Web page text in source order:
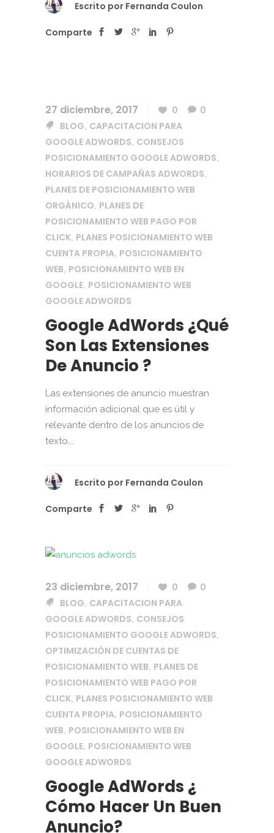
Escrito por Fernanda Coulon
Comparte
27 diciembre, 2017 0
0
BLOG, CAPACITACION PARA
GOOGLE ADWORDS, CONSEJOS
POSICIONAMIENTO GOOGLE ADWORDS,
HORARIOS DE CAMPAÑAS ADWORDS,
PLANES DE POSICIONAMIENTO WEB
ORGÁNICO, PLANES DE
POSICIONAMIENTO WEB PAGO POR
CLICK, PLANES POSICIONAMIENTO WEB
CUENTA PROPIA, POSICIONAMIENTO
WEB, POSICIONAMIENTO WEB EN
GOOGLE, POSICIONAMIENTO WEB
GOOGLE ADWORDS
Google AdWords ¿Qué
Son Las Extensiones
De Anuncio ?
Las extensiones de anuncio muestran
información adicional que es útil y
relevante dentro de los anuncios de
texto,...
Escrito por Fernanda Coulon
Comparte
23 diciembre, 2017 0
0
BLOG, CAPACITACION PARA
GOOGLE ADWORDS, CONSEJOS
POSICIONAMIENTO GOOGLE ADWORDS,
OPTIMIZACIÓN DE CUENTAS DE
POSICIONAMIENTO WEB, PLANES DE
POSICIONAMIENTO WEB PAGO POR
CLICK, PLANES POSICIONAMIENTO WEB
CUENTA PROPIA, POSICIONAMIENTO
WEB, POSICIONAMIENTO WEB EN
GOOGLE, POSICIONAMIENTO WEB
GOOGLE ADWORDS
Google AdWords ¿
Cómo Hacer Un Buen
Anuncio?